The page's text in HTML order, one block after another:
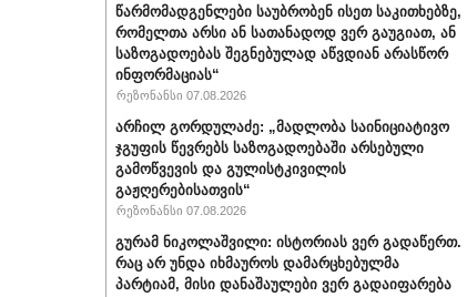
წარმომადგენლები საუბრობენ ისეთ საკითხებზე,
რომელთა არსი ან სათანადოდ ვერ გაუგიათ, ან
საზოგადოებას შეგნებულად აწვდიან არასწორ
ინფორმაციას“
რეზონანსი 07.08.2026
არჩილ გორდულაძე: „მადლობა საინიციატივო
ჯგუფის წევრებს საზოგადოებაში არსებული
გამოწვევის და გულისტკივილის
გაჟღერებისათვის“
რეზონანსი 07.08.2026
გურამ ნიკოლაშვილი: ისტორიას ვერ გადაწერთ.
რაც არ უნდა იხმაუროს დამარცხებულმა
პარტიამ, მისი დანაშაულები ვერ გადაიფარება